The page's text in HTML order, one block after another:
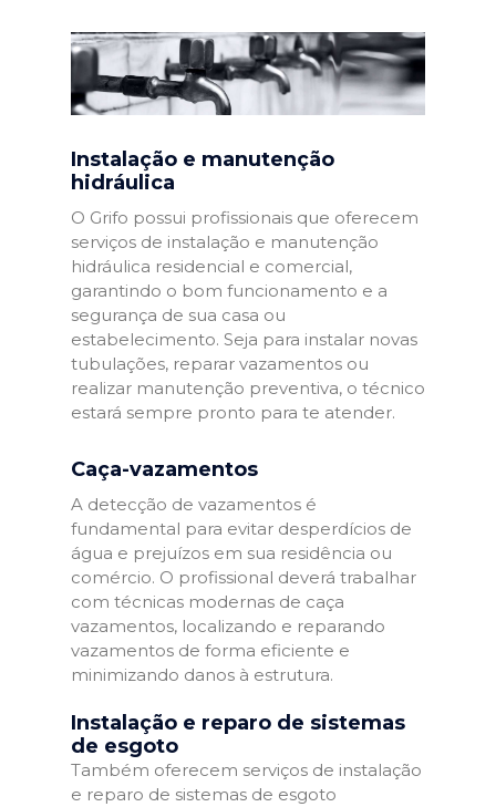
Instalação e manutenção
hidráulica
O Grifo possui profissionais que oferecem
serviços de instalação e manutenção
hidráulica residencial e comercial,
garantindo o bom funcionamento e a
segurança de sua casa ou
estabelecimento. Seja para instalar novas
tubulações, reparar vazamentos ou
realizar manutenção preventiva, o técnico
estará sempre pronto para te atender.
Caça-vazamentos
A detecção de vazamentos é
fundamental para evitar desperdícios de
água e prejuízos em sua residência ou
comércio. O profissional deverá trabalhar
com técnicas modernas de caça
vazamentos, localizando e reparando
vazamentos de forma eficiente e
minimizando danos à estrutura.
Instalação e reparo de sistemas
de esgoto
Também oferecem serviços de instalação
e reparo de sistemas de esgoto